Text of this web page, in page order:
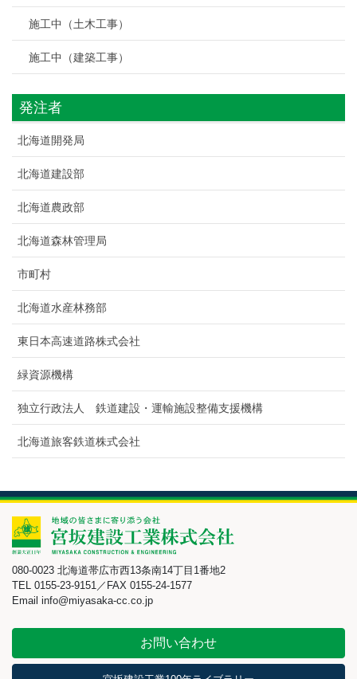
施工中（土木工事）
施工中（建築工事）
発注者
北海道開発局
北海道建設部
北海道農政部
北海道森林管理局
市町村
北海道水産林務部
東日本高速道路株式会社
緑資源機構
独立行政法人 鉄道建設・運輸施設整備支援機構
北海道旅客鉄道株式会社
080-0023 北海道帯広市西13条南14丁目1番地2
TEL 0155-23-9151／FAX 0155-24-1577
Email info@miyasaka-cc.co.jp
お問い合わせ